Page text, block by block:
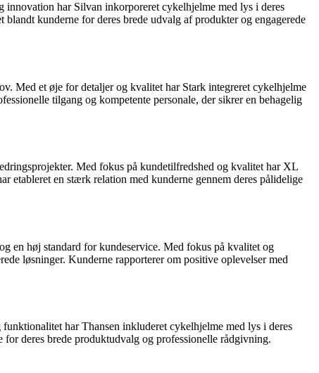
har Silvan inkorporeret cykelhjelme med lys i deres
kunderne for deres brede udvalg af produkter og engagerede
Med et øje for detaljer og kvalitet har Stark integreret cykelhjelme
tilgang og kompetente personale, der sikrer en behagelig
Med fokus på kundetilfredshed og kvalitet har XL
en stærk relation med kunderne gennem deres pålidelige
en høj standard for kundeservice. Med fokus på kvalitet og
løsninger. Kunderne rapporterer om positive oplevelser med
har Thansen inkluderet cykelhjelme med lys i deres
deres brede produktudvalg og professionelle rådgivning.